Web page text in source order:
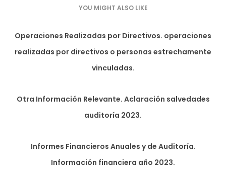
YOU MIGHT ALSO LIKE
Operaciones Realizadas por Directivos. operaciones
realizadas por directivos o personas estrechamente
vinculadas.
Otra Información Relevante. Aclaración salvedades
auditoría 2023.
Informes Financieros Anuales y de Auditoría.
Información financiera año 2023.